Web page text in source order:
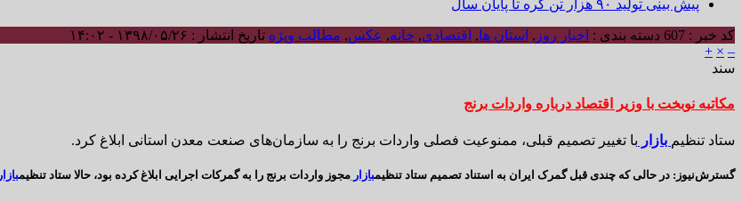
پیش بینی تولید ۹۰ هزار تن کره تا پایان سال
کد خبر : 607 دسته بندی : اخبار روز , استان ها, اقتصادی, خانه, عکس, مطالب ویژه تاریخ انتشار : ۱۳۹۸/۰۵/۲۶ - ۱۴:۰۲
–
×
+
سند
مکاتبه نوبخت با وزیر اقتصاد درباره واردات برنج
ستاد تنظیم بازار با تغییر تصمیم قبلی، ممنوعیت فصلی واردات برنج را به سازمان‌های صنعت معدن استانی ابلاغ کرد.
گسترش‌نیوز : در حالی که چندی قبل گمرک ایران به استناد تصمیم ستاد تنظیمبازار مجوز واردات برنج را به گمرکات اجرایی ابلاغ کرده بود، حالا ستاد تنظیمبازار